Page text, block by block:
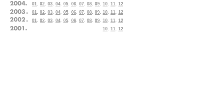
01. 02. 03. 04. 05. 06. 07. 08. 09. 10. 11. 12
01. 02. 03. 04. 05. 06. 07. 08. 09. 10. 11. 12
01. 02. 03. 04. 05. 06. 07. 08. 09. 10. 11. 12
10. 11. 12